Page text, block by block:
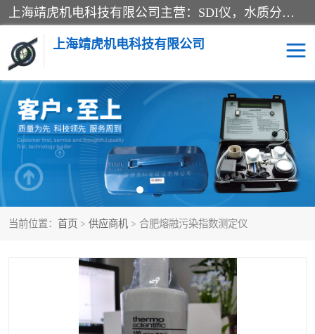
上海靖虎机电科技有限公司主营：SDI仪，水质分析仪，水质检测仪产品；上海靖虎机电科技有限公司在专业制造和研发等方面的强大的平台优势，利用自身在自动化仪表、自控系统及环保监测仪器的专长，以优良的技术，优越的产品质量和良好的服务质量与广大客户真诚合作。
上海靖虎机电科技有限公司
当前位置： 首页 > 供应商机 > 合肥熔融污染指数测定仪
SDI仪 过滤膜过滤纸
PH电导测试笔 水质分析仪
水质检测仪 电导测试笔
PH电导测试仪